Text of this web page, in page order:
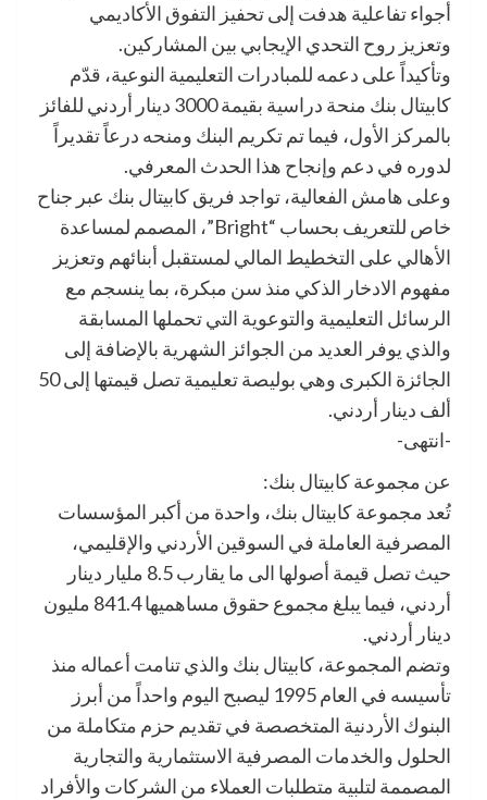
أجواء تفاعلية هدفت إلى تحفيز التفوق الأكاديمي
وتعزيز روح التحدي الإيجابي بين المشاركين.
وتأكيداً على دعمه للمبادرات التعليمية النوعية، قدّم
كابيتال بنك منحة دراسية بقيمة 3000 دينار أردني للفائز
بالمركز الأول، فيما تم تكريم البنك ومنحه درعاً تقديراً
لدوره في دعم وإنجاح هذا الحدث المعرفي.
وعلى هامش الفعالية، تواجد فريق كابيتال بنك عبر جناح
خاص للتعريف بحساب “Bright”، المصمم لمساعدة
الأهالي على التخطيط المالي لمستقبل أبنائهم وتعزيز
مفهوم الادخار الذكي منذ سن مبكرة، بما ينسجم مع
الرسائل التعليمية والتوعوية التي تحملها المسابقة
والذي يوفر العديد من الجوائز الشهرية بالإضافة إلى
الجائزة الكبرى وهي بوليصة تعليمية تصل قيمتها إلى 50
ألف دينار أردني.
-انتهى-
عن مجموعة كابيتال بنك:
تُعد مجموعة كابيتال بنك، واحدة من أكبر المؤسسات
المصرفية العاملة في السوقين الأردني والإقليمي،
حيث تصل قيمة أصولها الى ما يقارب 8.5 مليار دينار
أردني، فيما يبلغ مجموع حقوق مساهميها 841.4 مليون
دينار أردني.
وتضم المجموعة، كابيتال بنك والذي تنامت أعماله منذ
تأسيسه في العام 1995 ليصبح اليوم واحداً من أبرز
البنوك الأردنية المتخصصة في تقديم حزم متكاملة من
الحلول والخدمات المصرفية الاستثمارية والتجارية
المصممة لتلبية متطلبات العملاء من الشركات والأفراد